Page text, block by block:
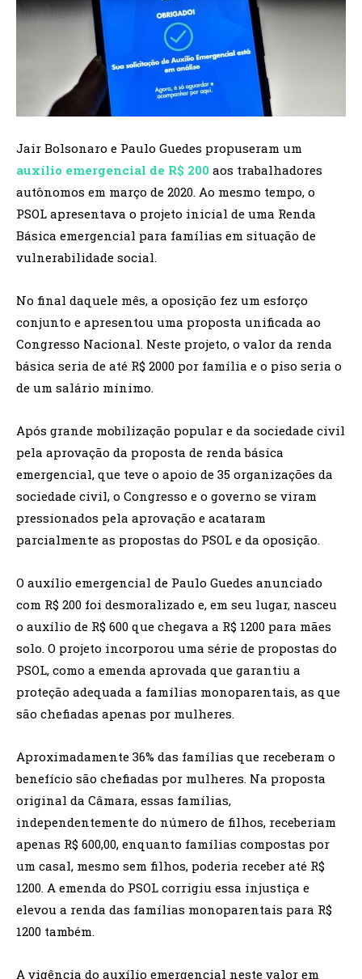
Jair Bolsonaro e Paulo Guedes propuseram um
auxílio emergencial de R$ 200 aos trabalhadores
autônomos em março de 2020. Ao mesmo tempo, o
PSOL apresentava o projeto inicial de uma Renda
Básica emergencial para famílias em situação de
vulnerabilidade social.
No final daquele mês, a oposição fez um esforço
conjunto e apresentou uma proposta unificada ao
Congresso Nacional. Neste projeto, o valor da renda
básica seria de até R$ 2000 por família e o piso seria o
de um salário mínimo.
Após grande mobilização popular e da sociedade civil
pela aprovação da proposta de renda básica
emergencial, que teve o apoio de 35 organizações da
sociedade civil, o Congresso e o governo se viram
pressionados pela aprovação e acataram
parcialmente as propostas do PSOL e da oposição.
O auxílio emergencial de Paulo Guedes anunciado
com R$ 200 foi desmoralizado e, em seu lugar, nasceu
o auxílio de R$ 600 que chegava a R$ 1200 para mães
solo. O projeto incorporou uma série de propostas do
PSOL, como a emenda aprovada que garantiu a
proteção adequada a famílias monoparentais, as que
são chefiadas apenas por mulheres.
Aproximadamente 36% das famílias que receberam o
benefício são chefiadas por mulheres. Na proposta
original da Câmara, essas famílias,
independentemente do número de filhos, receberiam
apenas R$ 600,00, enquanto famílias compostas por
um casal, mesmo sem filhos, poderia receber até R$
1200. A emenda do PSOL corrigiu essa injustiça e
elevou a renda das famílias monoparentais para R$
1200 também.
A vigência do auxílio emergencial neste valor em